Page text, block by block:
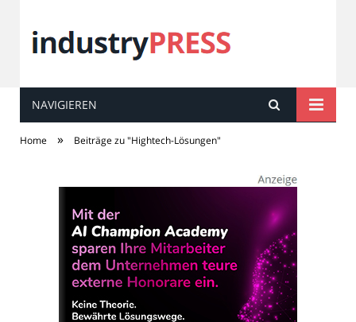
industryPRESS
NAVIGIEREN
Home » Beiträge zu "Hightech-Lösungen"